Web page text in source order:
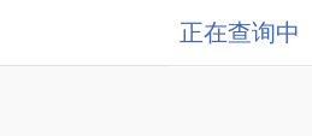
正在查询中